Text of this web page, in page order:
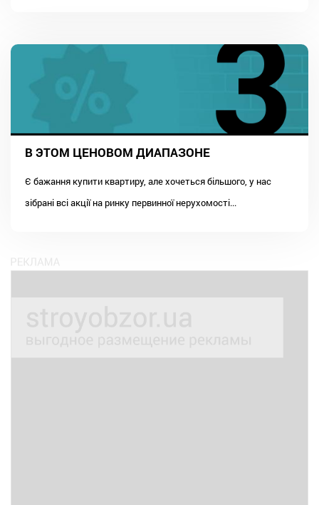
В ЭТОМ ЦЕНОВОМ ДИАПАЗОНЕ
Є бажання купити квартиру, але хочеться більшого, у нас
зібрані всі акції на ринку первинної нерухомості...